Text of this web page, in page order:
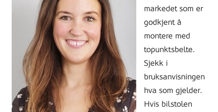
markedet som er
godkjent å
montere med
topunktsbelte.
Sjekk i
bruksanvisningen
hva som gjelder.
Hvis bilstolen